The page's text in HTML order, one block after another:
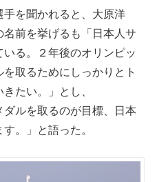
手を聞かれると、大原洋
名前を挙げるも「日本人サ
る。２年後のオリンピッ
取るためにしっかりとト
たい。」とし、
ダルを取るのが目標、日本
。」と語った。